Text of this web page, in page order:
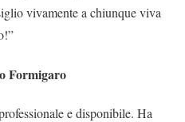
vivamente a chiunque viva
Formigaro
e disponibile. Ha